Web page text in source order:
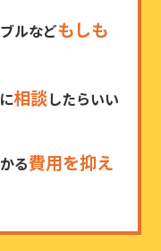
ルなどもしも
相談したらいい
る費用を抑え